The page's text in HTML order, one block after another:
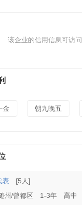
该企业的信用信息可访问
金 朝九晚五
表 [5人]
州/曾都区
1-3年 高中